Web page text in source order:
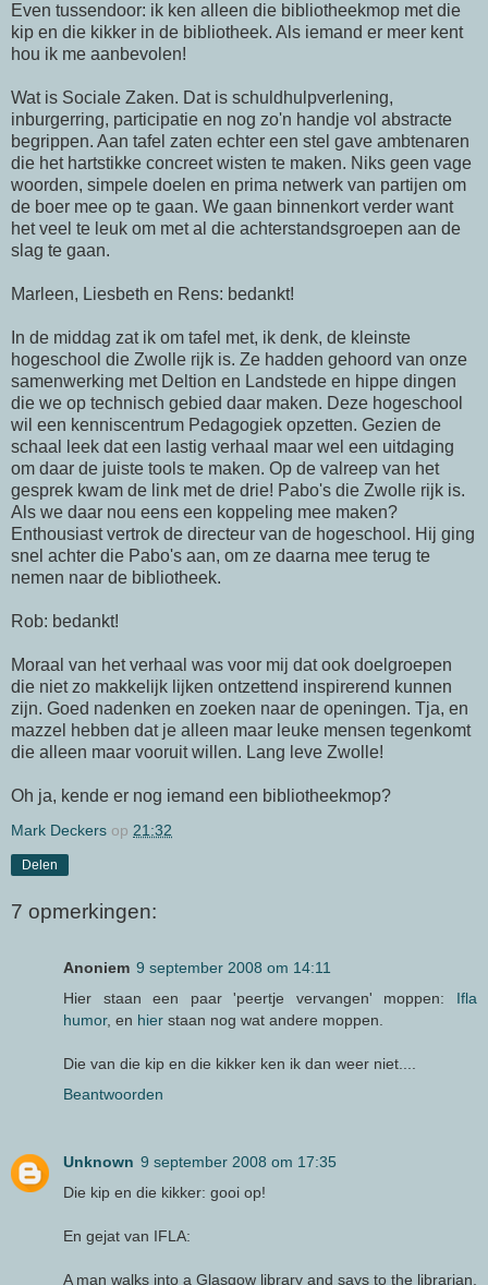
Even tussendoor: ik ken alleen die bibliotheekmop met die
kip en die kikker in de bibliotheek. Als iemand er meer kent
hou ik me aanbevolen!
Wat is Sociale Zaken. Dat is schuldhulpverlening,
inburgerring, participatie en nog zo'n handje vol abstracte
begrippen. Aan tafel zaten echter een stel gave ambtenaren
die het hartstikke concreet wisten te maken. Niks geen vage
woorden, simpele doelen en prima netwerk van partijen om
de boer mee op te gaan. We gaan binnenkort verder want
het veel te leuk om met al die achterstandsgroepen aan de
slag te gaan.
Marleen, Liesbeth en Rens: bedankt!
In de middag zat ik om tafel met, ik denk, de kleinste
hogeschool die Zwolle rijk is. Ze hadden gehoord van onze
samenwerking met Deltion en Landstede en hippe dingen
die we op technisch gebied daar maken. Deze hogeschool
wil een kenniscentrum Pedagogiek opzetten. Gezien de
schaal leek dat een lastig verhaal maar wel een uitdaging
om daar de juiste tools te maken. Op de valreep van het
gesprek kwam de link met de drie! Pabo's die Zwolle rijk is.
Als we daar nou eens een koppeling mee maken?
Enthousiast vertrok de directeur van de hogeschool. Hij ging
snel achter die Pabo's aan, om ze daarna mee terug te
nemen naar de bibliotheek.
Rob: bedankt!
Moraal van het verhaal was voor mij dat ook doelgroepen
die niet zo makkelijk lijken ontzettend inspirerend kunnen
zijn. Goed nadenken en zoeken naar de openingen. Tja, en
mazzel hebben dat je alleen maar leuke mensen tegenkomt
die alleen maar vooruit willen. Lang leve Zwolle!
Oh ja, kende er nog iemand een bibliotheekmop?
Mark Deckers op 21:32
Delen
7 opmerkingen:
Anoniem 9 september 2008 om 14:11
Hier staan een paar 'peertje vervangen' moppen: Ifla
humor, en hier staan nog wat andere moppen.
Die van die kip en die kikker ken ik dan weer niet....
Beantwoorden
Unknown 9 september 2008 om 17:35
Die kip en die kikker: gooi op!
En gejat van IFLA:
A man walks into a Glasgow library and says to the librarian,